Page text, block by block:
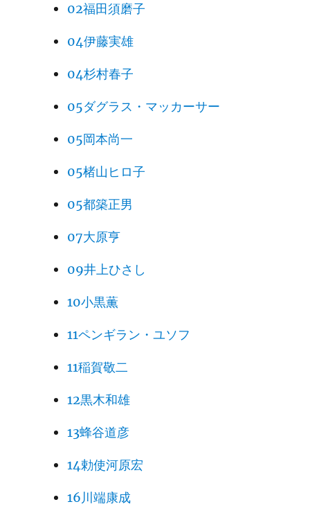
02福田須磨子
04伊藤実雄
04杉村春子
05ダグラス・マッカーサー
05岡本尚一
05楮山ヒロ子
05都築正男
07大原亨
09井上ひさし
10小黒薫
11ペンギラン・ユソフ
11稲賀敬二
12黒木和雄
13蜂谷道彦
14勅使河原宏
16川端康成